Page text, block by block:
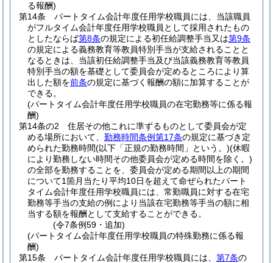
る報酬)
第14条
パートタイム会計年度任用学校職員には、当該職員
がフルタイム会計年度任用学校職員として採用されたもの
としたならば第8条の規定による初任給調整手当又は第9条
の規定による義務教育等教員特別手当が支給されることと
なるときは、当該初任給調整手当及び当該義務教育等教員
特別手当の額を基礎として委員会が定めるところにより算
出した額を前条の規定に基づく報酬の額に加算することが
できる。
(パートタイム会計年度任用学校職員の在宅勤務等に係る報
酬)
第14条の2
住居その他これに準ずるものとして委員会が定
める場所において、 勤務時間条例第17条の規定に基づき定
められた勤務時間(以下「正規の勤務時間」という。)(休暇
により勤務しない時間その他委員会が定める時間を除く。)
の全部を勤務することを、委員会が定める期間以上の期間
について1箇月当たり平均10日を超えて命ぜられたパート
タイム会計年度任用学校職員には、常勤職員に対する在宅
勤務等手当の支給の例により当該在宅勤務等手当の額に相
当する額を報酬として支給することができる。
(令7条例59・追加)
(パートタイム会計年度任用学校職員の特殊勤務に係る報
酬)
第15条
パートタイム会計年度任用学校職員には、 第7条の